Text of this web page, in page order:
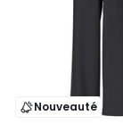
Nouveauté